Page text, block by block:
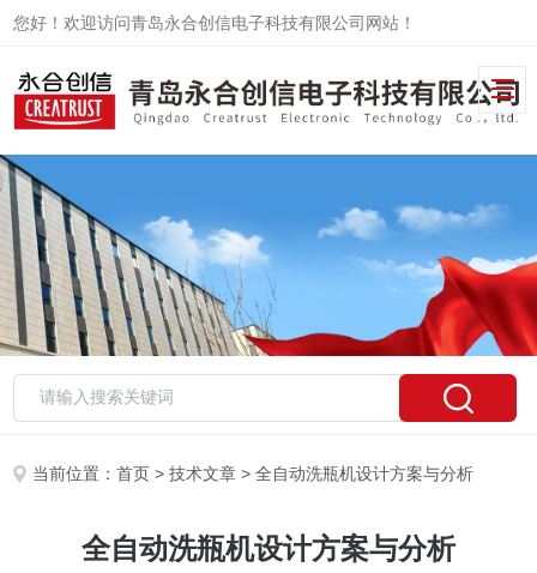
您好！欢迎访问青岛永合创信电子科技有限公司网站！
当前位置：首页 >技术文章 > 全自动洗瓶机设计方案与分析
全自动洗瓶机设计方案与分析